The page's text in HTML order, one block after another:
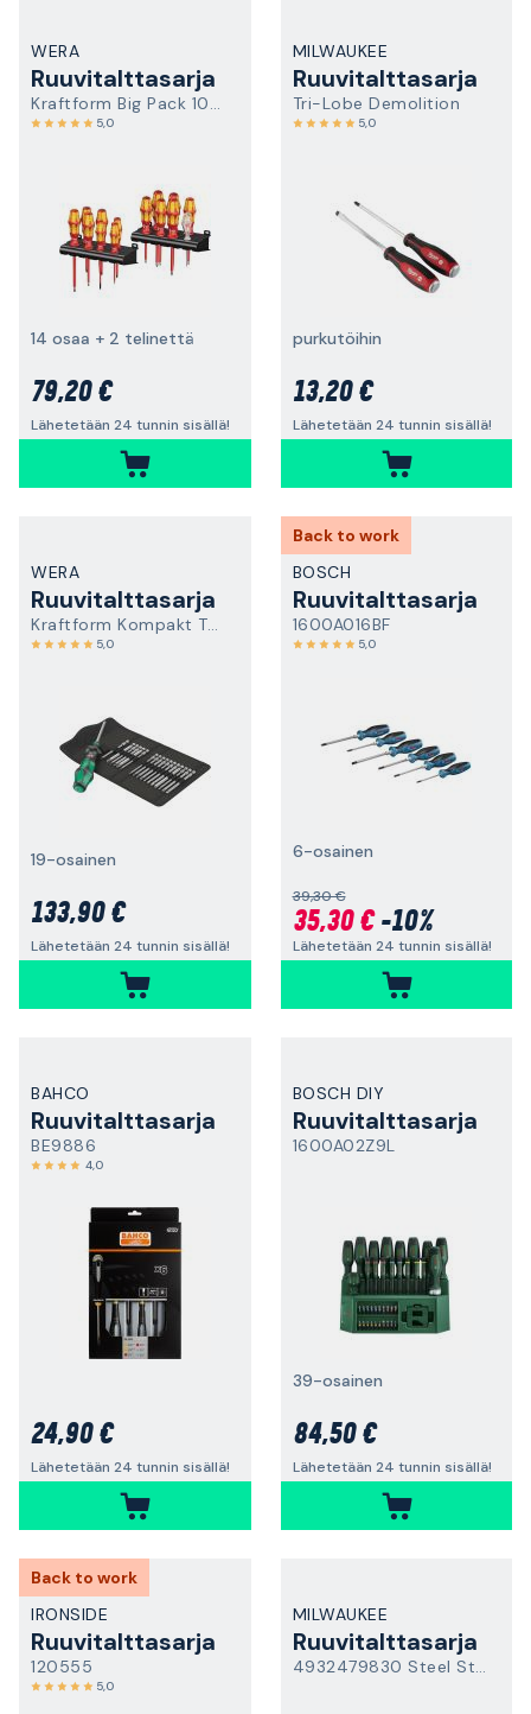
WERA
Ruuvitalttasarja
Kraftform Big Pack 100 VDE
5,0
14 osaa + 2 telinettä
79,20 €
Lähetetään 24 tunnin sisällä!
MILWAUKEE
Ruuvitalttasarja
Tri-Lobe Demolition
5,0
purkutöihin
13,20 €
Lähetetään 24 tunnin sisällä!
WERA
Ruuvitalttasarja
Kraftform Kompakt Turbo 1
5,0
19-osainen
133,90 €
Lähetetään 24 tunnin sisällä!
Back to work
BOSCH
Ruuvitalttasarja
1600A016BF
5,0
6-osainen
39,30 €
35,30 €-10%
Lähetetään 24 tunnin sisällä!
BAHCO
Ruuvitalttasarja
BE9886
4,0
24,90 €
Lähetetään 24 tunnin sisällä!
BOSCH DIY
Ruuvitalttasarja
1600A02Z9L
39-osainen
84,50 €
Lähetetään 24 tunnin sisällä!
Back to work
IRONSIDE
Ruuvitalttasarja
120555
5,0
MILWAUKEE
Ruuvitalttasarja
4932479830 Steel Storage